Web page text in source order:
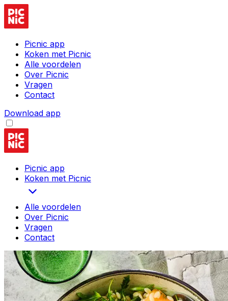
Picnic app
Koken met Picnic
Alle voordelen
Over Picnic
Vragen
Contact
Download app
Picnic app
Koken met Picnic
Alle voordelen
Over Picnic
Vragen
Contact